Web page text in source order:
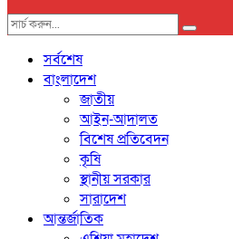
সর্বশেষ
বাংলাদেশ
জাতীয়
আইন-আদালত
বিশেষ প্রতিবেদন
কৃষি
স্থানীয় সরকার
সারাদেশ
আন্তর্জাতিক